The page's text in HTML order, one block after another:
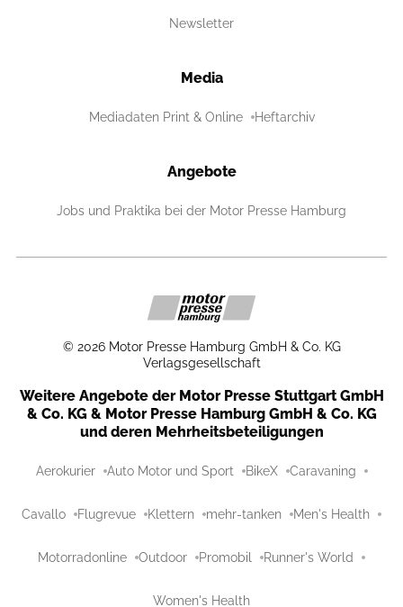
Newsletter
Media
Mediadaten Print & Online Heftarchiv
Angebote
Jobs und Praktika bei der Motor Presse Hamburg
© 2026 Motor Presse Hamburg GmbH & Co. KG
Verlagsgesellschaft
Weitere Angebote der Motor Presse Stuttgart GmbH
& Co. KG & Motor Presse Hamburg GmbH & Co. KG
und deren Mehrheitsbeteiligungen
Aerokurier Auto Motor und Sport BikeX Caravaning
Cavallo Flugrevue Klettern mehr-tanken Men's Health
Motorradonline Outdoor Promobil Runner's World
Women's Health